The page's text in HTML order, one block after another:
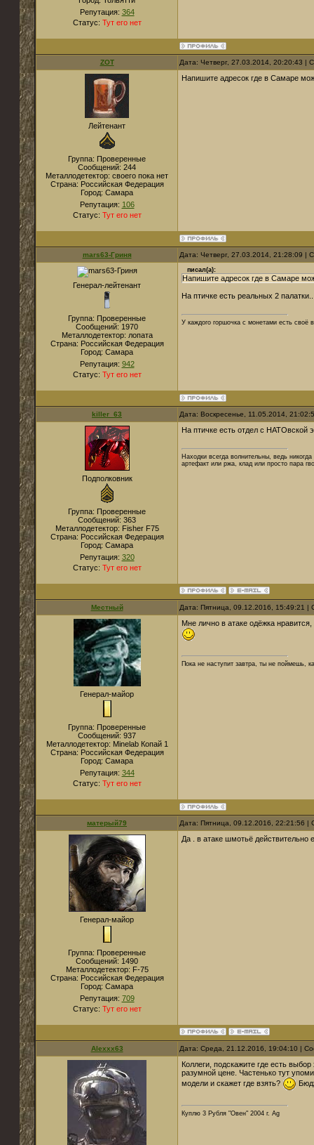
Репутация: 364
Статус: Тут его нет
ZOT Дата: Четверг, 27.03.2014, 20:20:43 |
Лейтенант
Группа: Проверенные
Сообщений: 244
Металлодетектор: своего пока нет
Страна: Российская Федерация
Город: Самара
Репутация: 106
Статус: Тут его нет
Напишите адресок где в Самаре
mars63-Гриня Дата: Четверг, 27.03.2014, 21:28:09 |
Генерал-лейтенант
Группа: Проверенные
Сообщений: 1970
Металлодетектор: лопата
Страна: Российская Федерация
Город: Самара
Репутация: 942
Статус: Тут его нет
писал(а):
Напишите адресок где в Самаре
На птичке есть реальных 2
У каждого горшочка с монетами есть своё
killer_63 Дата: Воскресенье, 11.05.2014,
Подполковник
Группа: Проверенные
Сообщений: 363
Металлодетектор: Fisher F75
Страна: Российская Федерация
Город: Самара
Репутация: 320
Статус: Тут его нет
На птичке есть отдел с НАТОвской
Находки всегда волнительны, ведь
артефакт или ржа, клад или просто пара
Местный Дата: Пятница, 09.12.2016, 15:49:21
Генерал-майор
Группа: Проверенные
Сообщений: 937
Металлодетектор: Мinelab Копай 1
Страна: Российская Федерация
Город: Самара
Репутация: 344
Статус: Тут его нет
Мне лично в атаке одёжка
Пока не наступит завтра, ты не поймешь,
матерый79 Дата: Пятница, 09.12.2016, 22:21:56
Генерал-майор
Группа: Проверенные
Сообщений: 1490
Металлодетектор: F-75
Страна: Российская Федерация
Город: Самара
Репутация: 709
Статус: Тут его нет
Да . в атаке шмотьё действительно
Alexxx63 Дата: Среда, 21.12.2016, 19:04:10 |
Коллеги, подскажите где есть
разумной цене. Частенько тут
модели и скажет где взять?
Куплю 3 Рубля "Овен" 2004 г. Ag